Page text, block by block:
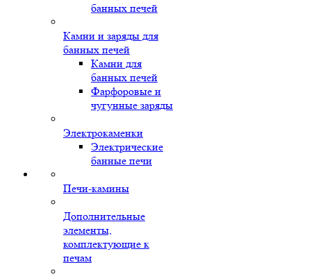
банных печей
Камни и заряды для
банных печей
Камни для
банных печей
Фарфоровые и
чугунные заряды
Электрокаменки
Электрические
банные печи
Печи-камины
Дополнительные
элементы,
комплектующие к
печам